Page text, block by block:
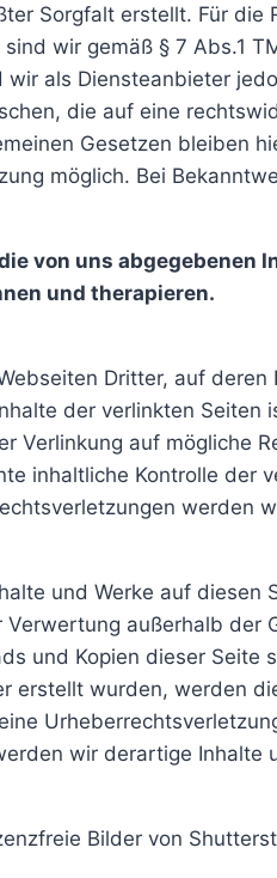
Sorgfalt erstellt. Für
wir gemäß § 7 Abs.1
als Diensteanbieter
die auf eine
Gesetzen bleiben
möglich. Bei
von uns
und therapieren.
Dritter, auf
der verlinkten
Verlinkung auf mögliche
inhaltliche Kontrolle
werden
und Werke auf
außerhalb
und Kopien dieser
erstellt wurden, werden
wir derartige Inhalte
Bilder von